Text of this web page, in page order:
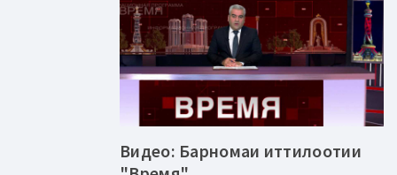
Видео: Барномаи иттилоотии